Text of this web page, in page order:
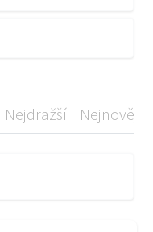
Nejdražší Nejnovější